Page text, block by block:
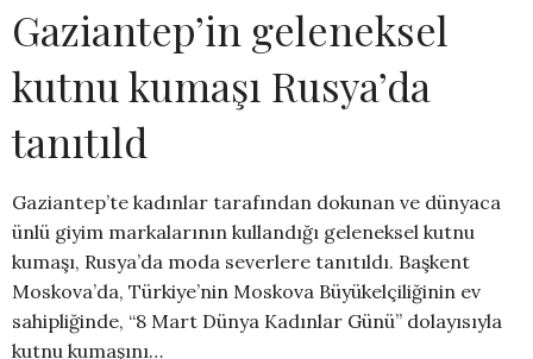
Gaziantep’in geleneksel
kutnu kumaşı Rusya’da
tanıtıld
Gaziantep’te kadınlar tarafından dokunan ve dünyaca
ünlü giyim markalarının kullandığı geleneksel kutnu
kumaşı, Rusya’da moda severlere tanıtıldı. Başkent
Moskova’da, Türkiye’nin Moskova Büyükelçiliğinin ev
sahipliğinde, “8 Mart Dünya Kadınlar Günü” dolayısıyla
kutnu kumaşını…